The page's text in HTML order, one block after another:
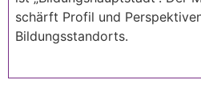
schärft Profil und
Bildungsstandorts.